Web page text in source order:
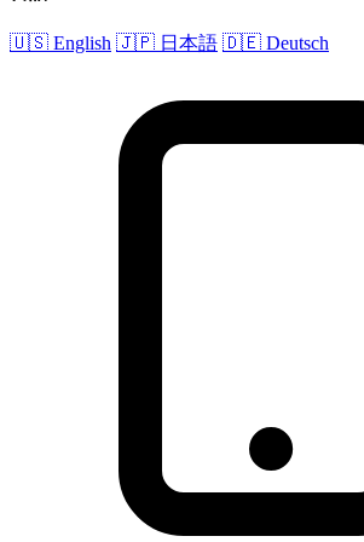
🇺🇸 English 🇯🇵 日本語 🇩🇪 Deutsch